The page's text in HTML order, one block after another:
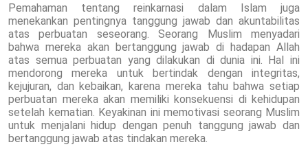
Pemahaman tentang reinkarnasi dalam Islam juga
menekankan pentingnya tanggung jawab dan akuntabilitas
atas perbuatan seseorang. Seorang Muslim menyadari
bahwa mereka akan bertanggung jawab di hadapan Allah
atas semua perbuatan yang dilakukan di dunia ini. Hal ini
mendorong mereka untuk bertindak dengan integritas,
kejujuran, dan kebaikan, karena mereka tahu bahwa setiap
perbuatan mereka akan memiliki konsekuensi di kehidupan
setelah kematian. Keyakinan ini memotivasi seorang Muslim
untuk menjalani hidup dengan penuh tanggung jawab dan
bertanggung jawab atas tindakan mereka.